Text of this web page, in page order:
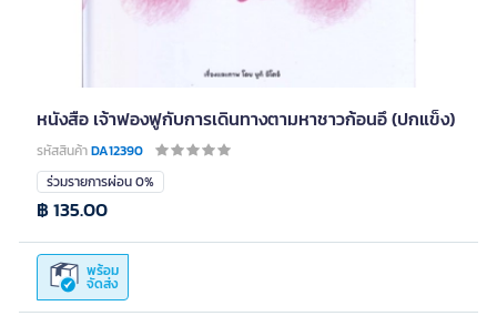
หนังสือ เจ้าฟองฟูกับการเดินทางตามหาชาวก้อนอึ (ปกแข็ง)
รหัสสินค้าDA12390
ร่วมรายการผ่อน 0%
พร้อม
จัดส่ง
฿ 135.00